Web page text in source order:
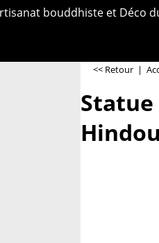
bouddhiste et Déco
<< Retour |
Statue